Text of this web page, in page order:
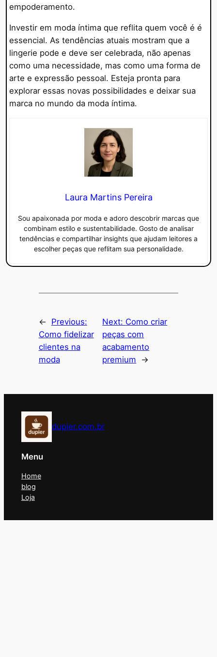
empoderamento.
Investir em moda íntima que reflita quem você é é
essencial. As tendências atuais mostram que a
lingerie pode e deve ser celebrada, não apenas
como uma necessidade, mas como uma forma de
arte e expressão pessoal. Esteja pronta para
explorar essas novas possibilidades e deixar sua
marca no mundo da moda íntima.
Laura Martins Pereira
Sou apaixonada por moda e adoro descobrir marcas que
combinam estilo e sustentabilidade. Gosto de analisar
tendências e compartilhar insights que ajudam leitores a
escolher peças que reflitam sua personalidade.
←
Previous:
Como fidelizar
clientes na
moda
Next: Como criar
peças com
acabamento
premium
→
dupier.com.br
Menu
Home
blog
Loja